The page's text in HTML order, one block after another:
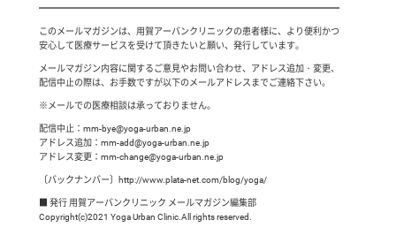
━━━━━━━━━━━━━━━━━━━━━━━━━━━━━━━━━━
このメールマガジンは、用賀アーバンクリニックの患者様に、より便利かつ
安心して医療サービスを受けて頂きたいと願い、発行しています。
メールマガジン内容に関するご意見やお問い合わせ、アドレス追加・変更、
配信中止の際は、お手数ですが以下のメールアドレスまでご連絡下さい。
※メールでの医療相談は承っておりません。
配信中止：mm-bye@yoga-urban.ne.jp
アドレス追加：mm-add@yoga-urban.ne.jp
アドレス変更：mm-change@yoga-urban.ne.jp
〔バックナンバー〕http://www.plata-net.com/blog/yoga/
■ 発行 用賀アーバンクリニック メールマガジン編集部
Copyright(c)2021 Yoga Urban Clinic.All rights reserved.